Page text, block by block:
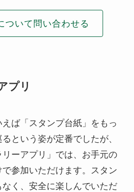
ついて問い合わせる
プリ
ば「スタンプ台紙」をもっ
という姿が定番でしたが、
ーアプリ」では、お手元の
参加いただけます。スタン
く、安全に楽しんでいただ